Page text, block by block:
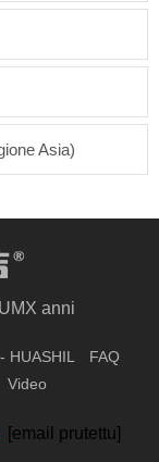
Asia)
anni
HUASHIL
FAQ
Video
[email prutettu]